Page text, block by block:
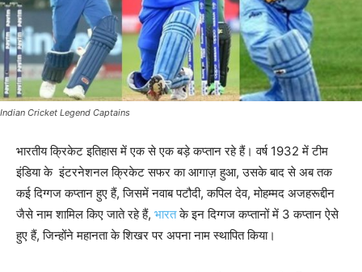
Indian Cricket Legend Captains
भारतीय क्रिकेट इतिहास में एक से एक बड़े कप्तान रहे हैं। वर्ष 1932 में टीम
इंडिया के इंटरनेशनल क्रिकेट सफर का आगाज़ हुआ, उसके बाद से अब तक
कई दिग्गज कप्तान हुए हैं, जिसमें नवाब पटौदी, कपिल देव, मोहम्मद अजहरूद्दीन
जैसे नाम शामिल किए जाते रहे हैं, भारतके इन दिग्गज कप्तानों में 3 कप्तान ऐसे
हुए हैं, जिन्होंने महानता के शिखर पर अपना नाम स्थापित किया।